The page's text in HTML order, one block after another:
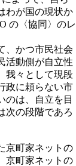
わが国の現状か
の〈協同〉のレ
、かつ市民社会
活動側が自立性
我々として現段
政に頼らない市
のは、自立を目
次の段階であろ
京町家ネットの
京町家ネットの